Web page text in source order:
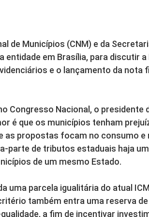
de Municípios (CNM) e da
entidade em Brasília, para discutir
e o lançamento da nota
Congresso Nacional, o presidente
é que os municípios tenham
propostas focam no consumo e
parte de tributos estaduais haja
de um mesmo Estado.
uma parcela igualitária do atual
também entra uma reserva de
a fim de incentivar